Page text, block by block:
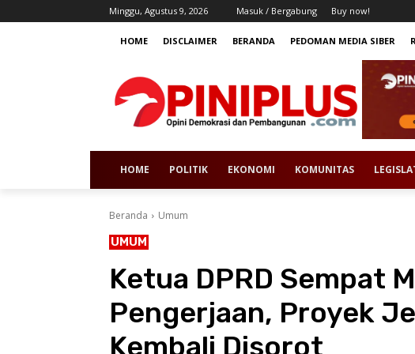
Minggu, Agustus 9, 2026 Masuk / Bergabung Buy now!
HOME DISCLAIMER BERANDA PEDOMAN MEDIA SIBER
HOME POLITIK EKONOMI KOMUNITAS
Beranda Umum
UMUM
Ketua DPRD Sempat
Pengerjaan, Proyek
Kembali Disorot